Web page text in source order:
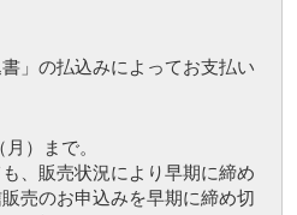
」の払込みによってお支払い
）まで。
、販売状況により早期に締め
売のお申込みを早期に締め切